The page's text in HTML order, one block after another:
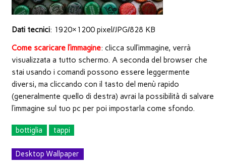
Dati tecnici: 1920×1200 pixel/JPG/828 KB
Come scaricare l’immagine: clicca sull’immagine, verrà
visualizzata a tutto schermo. A seconda del browser che
stai usando i comandi possono essere leggermente
diversi, ma cliccando con il tasto del menù rapido
(generalmente quello di destra) avrai la possibilità di salvare
l’immagine sul tuo pc per poi impostarla come sfondo.
bottiglia tappi
Desktop Wallpaper